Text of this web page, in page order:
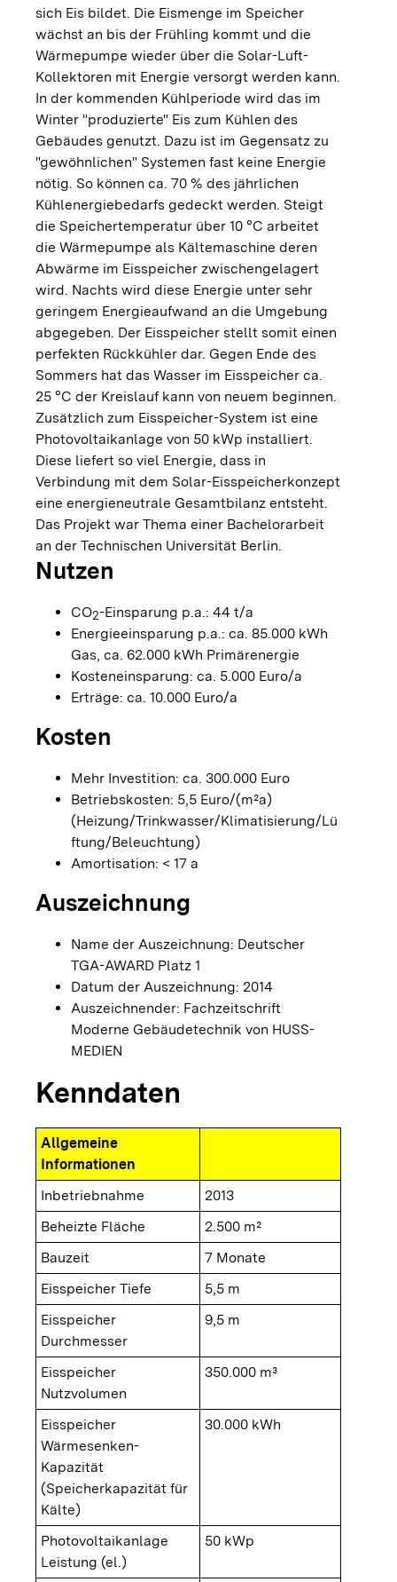
sich Eis bildet. Die Eismenge im Speicher
wächst an bis der Frühling kommt und die
Wärmepumpe wieder über die Solar-Luft-
Kollektoren mit Energie versorgt werden kann.
In der kommenden Kühlperiode wird das im
Winter "produzierte" Eis zum Kühlen des
Gebäudes genutzt. Dazu ist im Gegensatz zu
"gewöhnlichen" Systemen fast keine Energie
nötig. So können ca. 70 % des jährlichen
Kühlenergiebedarfs gedeckt werden. Steigt
die Speichertemperatur über 10 °C arbeitet
die Wärmepumpe als Kältemaschine deren
Abwärme im Eisspeicher zwischengelagert
wird. Nachts wird diese Energie unter sehr
geringem Energieaufwand an die Umgebung
abgegeben. Der Eisspeicher stellt somit einen
perfekten Rückkühler dar. Gegen Ende des
Sommers hat das Wasser im Eisspeicher ca.
25 °C der Kreislauf kann von neuem beginnen.
Zusätzlich zum Eisspeicher-System ist eine
Photovoltaikanlage von 50 kWp installiert.
Diese liefert so viel Energie, dass in
Verbindung mit dem Solar-Eisspeicherkonzept
eine energieneutrale Gesamtbilanz entsteht.
Das Projekt war Thema einer Bachelorarbeit
an der Technischen Universität Berlin.
Nutzen
CO2-Einsparung p.a.: 44 t/a
Energieeinsparung p.a.: ca. 85.000 kWh
Gas, ca. 62.000 kWh Primärenergie
Kosteneinsparung: ca. 5.000 Euro/a
Erträge: ca. 10.000 Euro/a
Kosten
Mehr Investition: ca. 300.000 Euro
Betriebskosten: 5,5 Euro/(m²a)
(Heizung/Trinkwasser/Klimatisierung/Lü
ftung/Beleuchtung)
Amortisation: < 17 a
Auszeichnung
Name der Auszeichnung: Deutscher
TGA-AWARD Platz 1
Datum der Auszeichnung: 2014
Auszeichnender: Fachzeitschrift
Moderne Gebäudetechnik von HUSS-
MEDIEN
Kenndaten
Allgemeine
Informationen
Inbetriebnahme
2013
Beheizte Fläche
2.500 m²
Bauzeit
7 Monate
Eisspeicher Tiefe
5,5 m
Eisspeicher
Durchmesser
9,5 m
Eisspeicher
Nutzvolumen
350.000 m³
Eisspeicher
Wärmesenken-
Kapazität
(Speicherkapazität für
Kälte)
30.000 kWh
Photovoltaikanlage
Leistung (el.)
50 kWp